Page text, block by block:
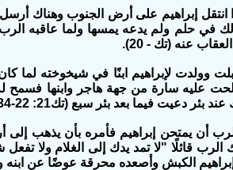
إبراهيم على أرض الجنوب وهناك أرسل
في حلم ولم يدعه يمسها ولما عاقبه
عنه (تك - 20).
وولدت لإبراهيم ابنًا في شيخوخته لما
بئر دعيت فيما بعد بئر سبع (تك21: 22-34).
أن يمتحن إبراهيم فأمره بأن يذهب
الرب قائلًا "لا تمد يدك إلى الغلام ولا
الكبش وأصعده محرقة عوضًا عن ابنه وبعد